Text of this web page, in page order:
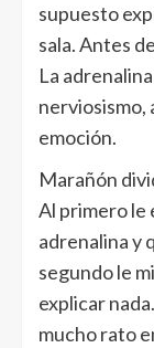
supuesto
sala. Antes
La
nerviosismo,
emoción.
Marañón
Al primero le
adrenalina y
segundo le
explicar
mucho rato